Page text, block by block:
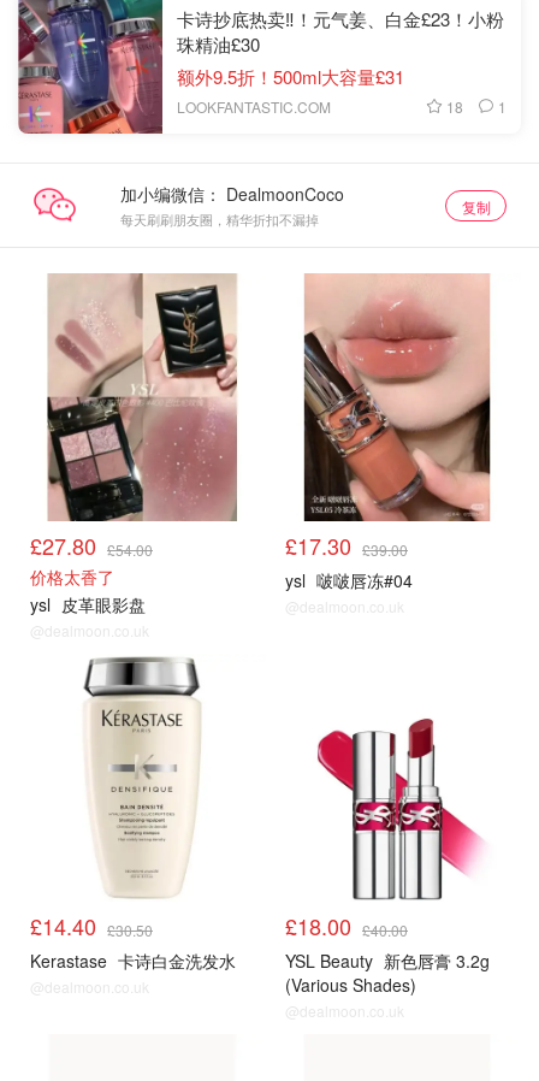
卡诗抄底热卖‼️！元气姜、白金£23！小粉
珠精油£30
额外9.5折！500ml大容量£31
LOOKFANTASTIC.COM 18 1
加小编微信：
每天刷刷朋友圈，精华折扣不漏掉
复制
£27.80 £54.00
价格太香了
ysl 皮革眼影盘
@dealmoon.co.uk
£17.30 £39.00
ysl 啵啵唇冻#04
@dealmoon.co.uk
£14.40 £30.50
Kerastase 卡诗白金洗发水
@dealmoon.co.uk
£18.00 £40.00
YSL Beauty 新色唇膏 3.2g
(Various Shades)
@dealmoon.co.uk